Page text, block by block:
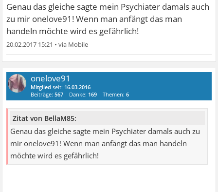
Genau das gleiche sagte mein Psychiater damals auch
zu mir onelove91! Wenn man anfängt das man
handeln möchte wird es gefährlich!
20.02.2017 15:21 •
onelove91
Mitglied seit: 16.03.2016
Beiträge:567 Danke: 169 Themen:6
Zitat von BellaM85:
Genau das gleiche sagte mein Psychiater damals auch zu
mir onelove91! Wenn man anfängt das man handeln
möchte wird es gefährlich!